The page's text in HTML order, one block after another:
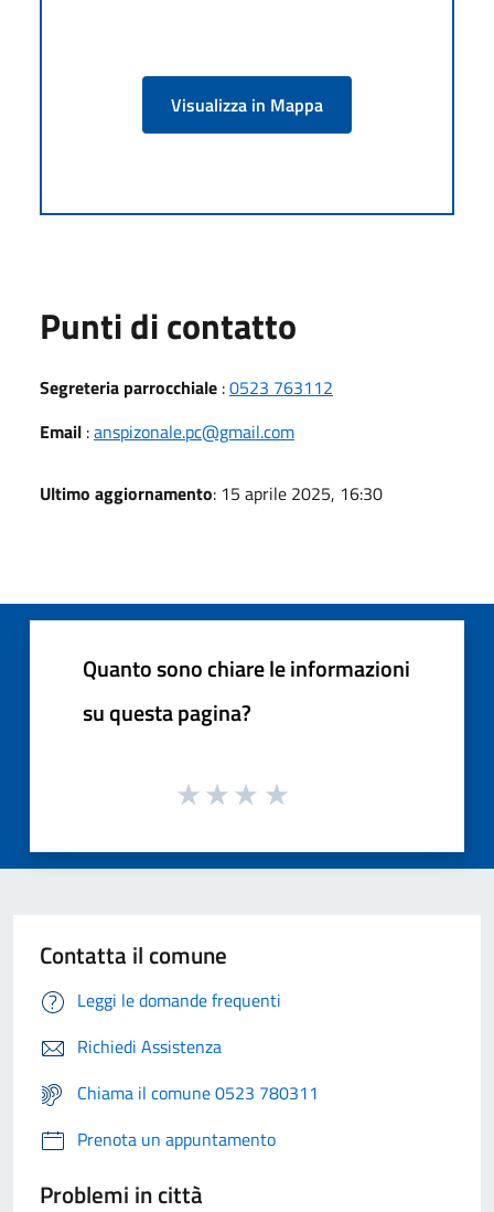
Visualizza in Mappa
Punti di contatto
Segreteria parrocchiale :0523 763112
Email :anspizonale.pc@gmail.com
Ultimo aggiornamento: 15 aprile 2025, 16:30
Quanto sono chiare le informazioni
su questa pagina?
Contatta il comune
Leggi le domande frequenti
Richiedi Assistenza
Chiama il comune 0523 780311
Prenota un appuntamento
Problemi in città